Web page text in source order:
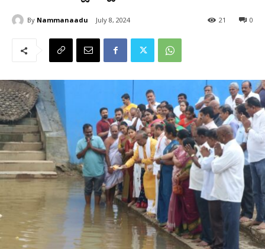
By Nammanaadu July 8, 2024 0
21